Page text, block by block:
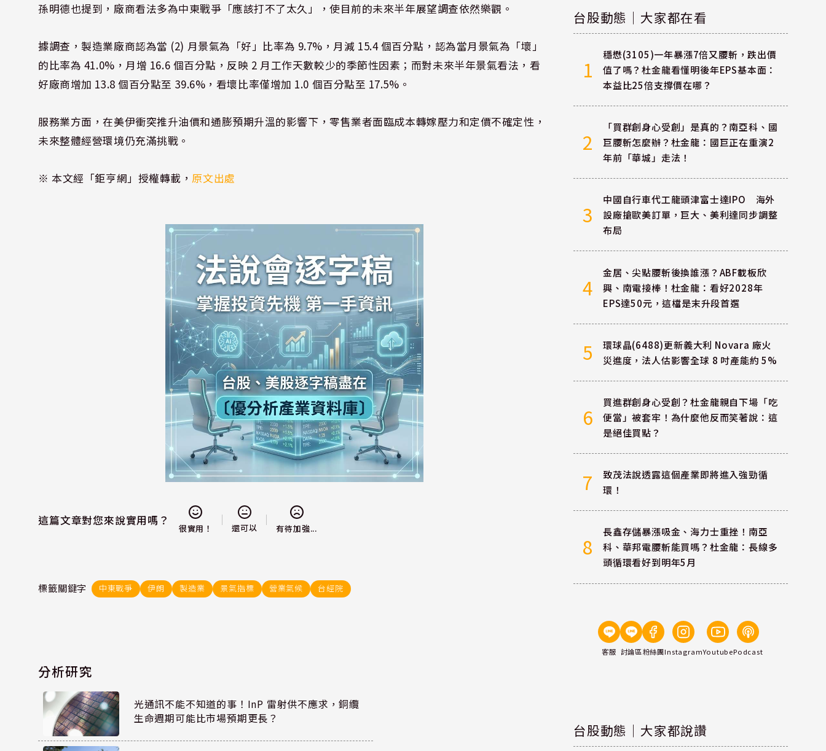
孫明德也提到，廠商看法多為中東戰爭「應該打不了太久」，使目前的未來半年展望調查依然樂觀。
據調查，製造業廠商認為當 (2) 月景氣為「好」比率為 9.7%，月減 15.4 個百分點，認為當月景氣為「壞」
的比率為 41.0%，月增 16.6 個百分點，反映 2 月工作天數較少的季節性因素；而對未來半年景氣看法，看
好廠商增加 13.8 個百分點至 39.6%，看壞比率僅增加 1.0 個百分點至 17.5%。
服務業方面，在美伊衝突推升油價和通膨預期升溫的影響下，零售業者面臨成本轉嫁壓力和定價不確定性，
未來整體經營環境仍充滿挑戰。
※ 本文經「鉅亨網」授權轉載，原文出處
這篇文章對您來說實用嗎？
很實用！ 還可以 有待加強...
標籤關鍵字 中東戰爭 伊朗 製造業 景氣指標 營業氣候 台經院
分析研究
光通訊不能不知道的事！InP 雷射供不應求，銅纜
生命週期可能比市場預期更長？
台股動態｜大家都在看
1
穩懋(3105)一年暴漲7倍又腰斬，跌出價
值了嗎？杜金龍看懂明後年EPS基本面：
本益比25倍支撐價在哪？
2
「買群創身心受創」是真的？南亞科、國
巨腰斬怎麼辦？杜金龍：國巨正在重演2
年前「華城」走法！
3
中國自行車代工龍頭津富士達IPO 海外
設廠搶歐美訂單，巨大、美利達同步調整
布局
4
金居、尖點腰斬後換誰漲？ABF載板欣
興、南電接棒！杜金龍：看好2028年
EPS達50元，這檔是末升段首選
5
環球晶(6488)更新義大利 Novara 廠火
災進度，法人估影響全球 8 吋產能約 5%
6
買進群創身心受創？杜金龍親自下場「吃
便當」被套牢！為什麼他反而笑著說：這
是絕佳買點？
7
致茂法說透露這個產業即將進入強勁循
環！
8
長鑫存儲暴漲吸金、海力士重挫！南亞
科、華邦電腰斬能買嗎？杜金龍：長線多
頭循環看好到明年5月
客服 討論區粉絲團InstagramYoutubePodcast
台股動態｜大家都說讚